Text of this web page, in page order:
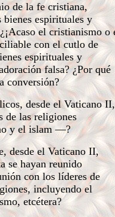
de la fe cristiana,
espirituales y
el cristianismo o
con el cutlo de
espirituales y
falsa? ¿Por qué
conversión?
desde el Vaticano II,
de las religiones
y el islam —?
desde el Vaticano II,
se hayan reunido
con los líderes de
incluyendo el
etcétera?